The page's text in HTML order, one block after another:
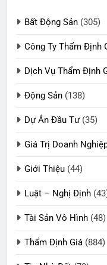
Bất Động Sản (305)
Công Ty Thẩm Định
Dịch Vụ Thẩm Định
Động Sản (138)
Dự Án Đầu Tư(35)
Giá Trị Doanh
Giới Thiệu (44)
Luật – Nghị Định
Tài Sản Vô Hình (48)
Thẩm Định Giá (884)